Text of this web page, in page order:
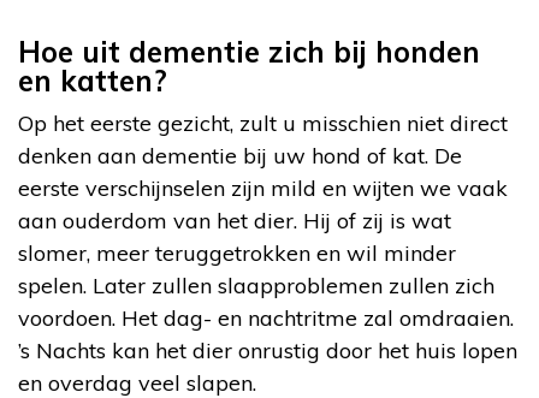
Hoe uit dementie zich bij honden
en katten?
Op het eerste gezicht, zult u misschien niet direct
denken aan dementie bij uw hond of kat. De
eerste verschijnselen zijn mild en wijten we vaak
aan ouderdom van het dier. Hij of zij is wat
slomer, meer teruggetrokken en wil minder
spelen. Later zullen slaapproblemen zullen zich
voordoen. Het dag- en nachtritme zal omdraaien.
’s Nachts kan het dier onrustig door het huis lopen
en overdag veel slapen.